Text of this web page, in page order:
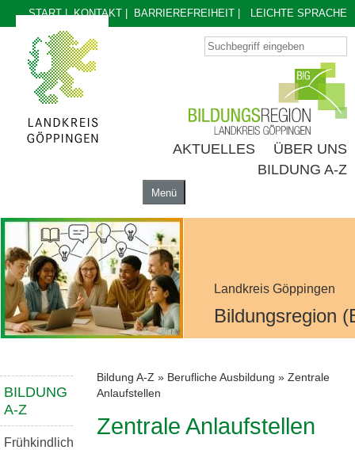
START|KONTAKT BARRIEREFREIHEIT LEICHTE SPRACHE
AKTUELLES
ÜBER UNS
BILDUNG A-Z
Menü
AKTUELLES
BILDUNG A-Z
Landkreis Göppingen
Bildungsregion
BILDUNG
A-Z
Frühkindliche
Bildung A-Z » Berufliche Ausbildung » Zentrale
Anlaufstellen
Zentrale Anlaufstellen